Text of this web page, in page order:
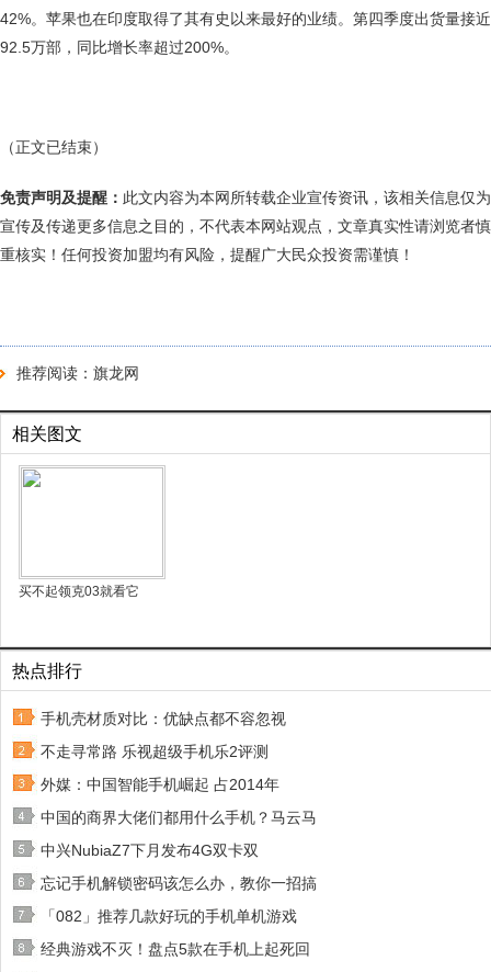
42%。苹果也在印度取得了其有史以来最好的业绩。第四季度出货量接近
92.5万部，同比增长率超过200%。
（正文已结束）
免责声明及提醒： 此文内容为本网所转载企业宣传资讯，该相关信息仅为
宣传及传递更多信息之目的，不代表本网站观点，文章真实性请浏览者慎
重核实！任何投资加盟均有风险，提醒广大民众投资需谨慎！
推荐阅读： 旗龙网
相关图文
买不起领克03就看它
热点排行
手机壳材质对比：优缺点都不容忽视
不走寻常路 乐视超级手机乐2评测
外媒：中国智能手机崛起 占2014年
中国的商界大佬们都用什么手机？马云马
中兴NubiaZ7下月发布4G双卡双
忘记手机解锁密码该怎么办，教你一招搞
「082」推荐几款好玩的手机单机游戏
经典游戏不灭！盘点5款在手机上起死回